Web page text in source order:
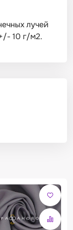
лучей
10 г/м2.